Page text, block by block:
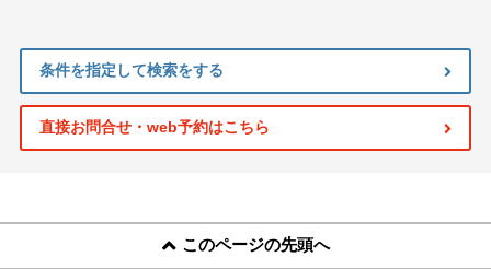
条件を指定して検索をする
直接お問合せ・web予約はこちら
このページの先頭へ